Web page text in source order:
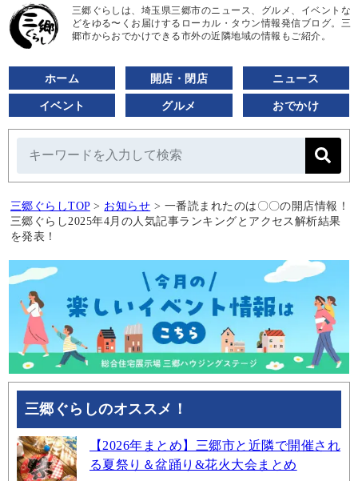
三郷ぐらしは、埼玉県三郷市のニュース、グルメ、イベントな
どをゆる〜くお届けするローカル・タウン情報発信ブログ。三
郷市からおでかけできる市外の近隣地域の情報もご紹介。
ホーム 開店・閉店 ニュース
イベント グルメ おでかけ
三郷ぐらしTOP > お知らせ > 一番読まれたのは〇〇の開店情報！
三郷ぐらし2025年4月の人気記事ランキングとアクセス解析結果
を発表！
三郷ぐらしのオススメ！
【2026年まとめ】三郷市と近隣で開催され
る夏祭り＆盆踊り&花火大会まとめ